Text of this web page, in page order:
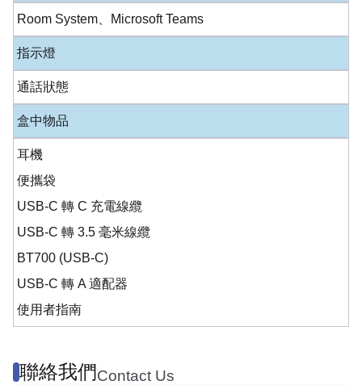
Room System、Microsoft Teams
指示燈
通話狀態
盒中物品
耳機
便攜袋
USB-C 轉 C 充電線纜
USB-C 轉 3.5 毫米線纜
BT700 (USB-C)
USB-C 轉 A 適配器
使用者指南
聯絡我們Contact Us